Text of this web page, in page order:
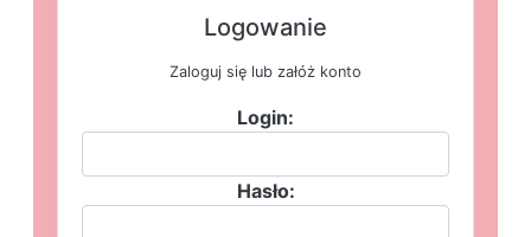
Logowanie
Zaloguj się lub załóż konto
Login:
Hasło: